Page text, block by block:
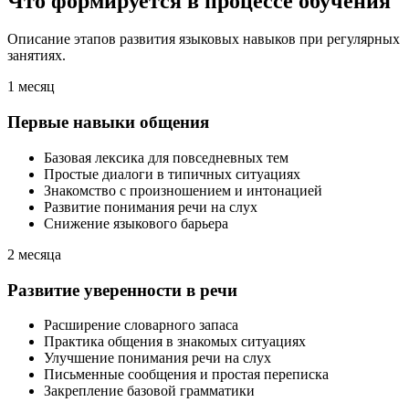
Описание этапов развития языковых навыков при регулярных
занятиях.
1 месяц
Первые навыки общения
Базовая лексика для повседневных тем
Простые диалоги в типичных ситуациях
Знакомство с произношением и интонацией
Развитие понимания речи на слух
Снижение языкового барьера
2 месяца
Развитие уверенности в речи
Расширение словарного запаса
Практика общения в знакомых ситуациях
Улучшение понимания речи на слух
Письменные сообщения и простая переписка
Закрепление базовой грамматики